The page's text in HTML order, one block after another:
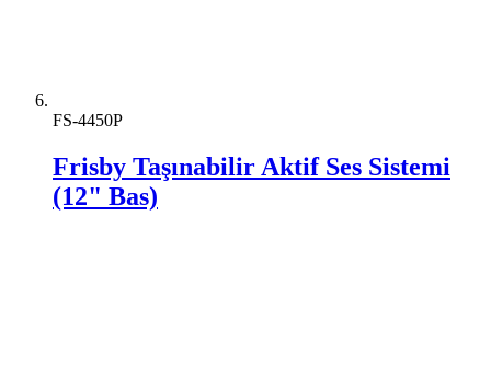
FS-4450P
Frisby Taşınabilir Aktif Ses Sistemi
(12" Bas)